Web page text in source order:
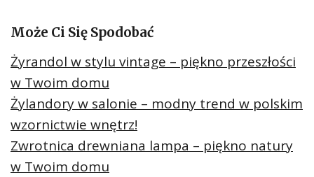
Może Ci Się Spodobać
Żyrandol w stylu vintage – piękno przeszłości
w Twoim domu
Żylandory w salonie – modny trend w polskim
wzornictwie wnętrz!
Zwrotnica drewniana lampa – piękno natury
w Twoim domu